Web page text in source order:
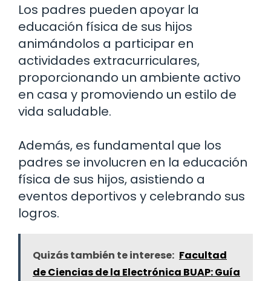
Los padres pueden apoyar la
educación física de sus hijos
animándolos a participar en
actividades extracurriculares,
proporcionando un ambiente activo
en casa y promoviendo un estilo de
vida saludable.
Además, es fundamental que los
padres se involucren en la educación
física de sus hijos, asistiendo a
eventos deportivos y celebrando sus
logros.
Quizás también te interese: Facultad
de Ciencias de la Electrónica BUAP: Guía